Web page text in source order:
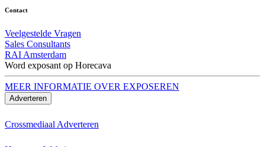
Contact
Veelgestelde Vragen
Sales Consultants
RAI Amsterdam
Word exposant op Horecava
MEER INFORMATIE OVER EXPOSEREN
Adverteren
Crossmediaal Adverteren